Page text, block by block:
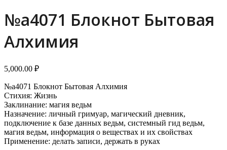
№a4071 Блокнот Бытовая
Алхимия
5,000.00 ₽
№a4071 Блокнот Бытовая Алхимия
Стихия: Жизнь
Заклинание: магия ведьм
Назначение: личный гримуар, магический дневник,
подключение к базе данных ведьм, системный гид ведьм,
магия ведьм, информация о веществах и их свойствах
Применение: делать записи, держать в руках